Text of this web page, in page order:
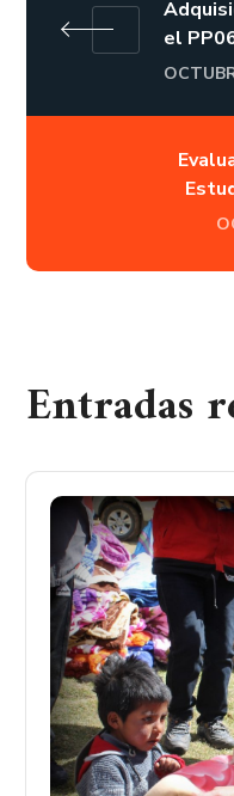
el
Entradas